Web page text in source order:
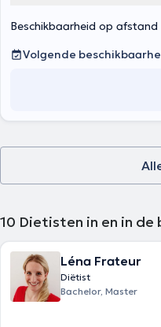
Beschikbaarheid op afstand
Volgende
10 Dietisten in en in de
Léna Frateur
Diëtist
Bachelor, Master